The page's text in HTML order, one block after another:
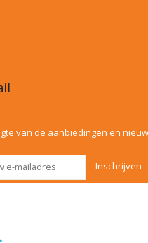
van de aanbiedingen en